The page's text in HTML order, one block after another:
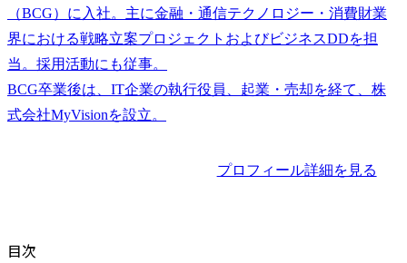
（BCG）に入社。主に金融・通信テクノロジー・消費財業
界における戦略立案プロジェクトおよびビジネスDDを担
当。採用活動にも従事。
BCG卒業後は、IT企業の執行役員、起業・売却を経て、株
プロフィール詳細を見る
目次